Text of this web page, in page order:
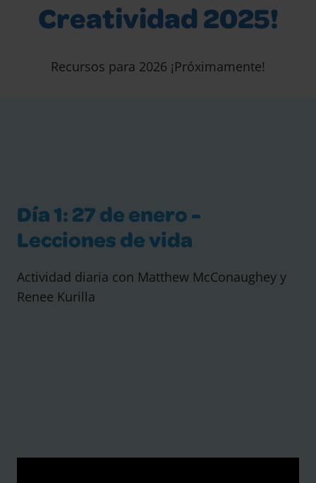
Creatividad 2025!
Recursos para 2026 ¡Próximamente!
Día 1: 27 de enero -
Lecciones de vida
Actividad diaria con Matthew McConaughey y
Renee Kurilla